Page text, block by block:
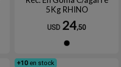
5Kg RHINO
USD 24,50
+10 en stock